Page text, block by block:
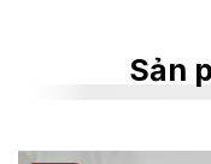
Sản